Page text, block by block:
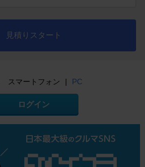
見積りスタート
スマートフォン | PC
ログイン